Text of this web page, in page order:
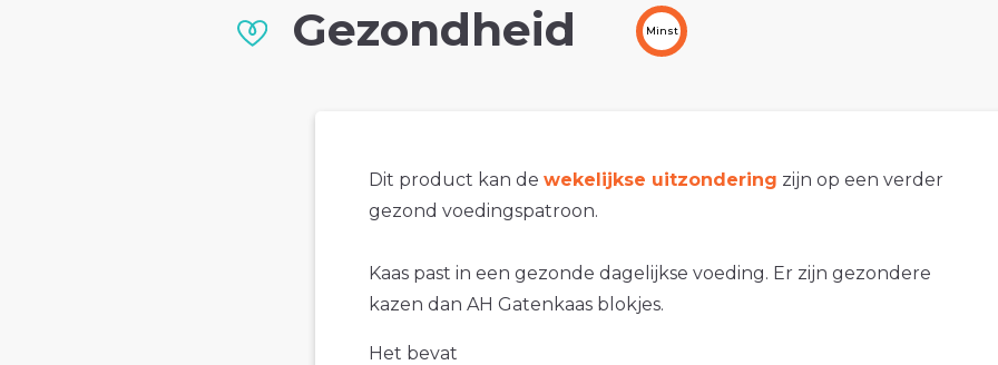
Gezondheid Minst
Dit product kan de wekelijkse uitzondering zijn op een verder
gezond voedingspatroon.
Kaas past in een gezonde dagelijkse voeding. Er zijn gezondere
kazen dan AH Gatenkaas blokjes.
Het bevat